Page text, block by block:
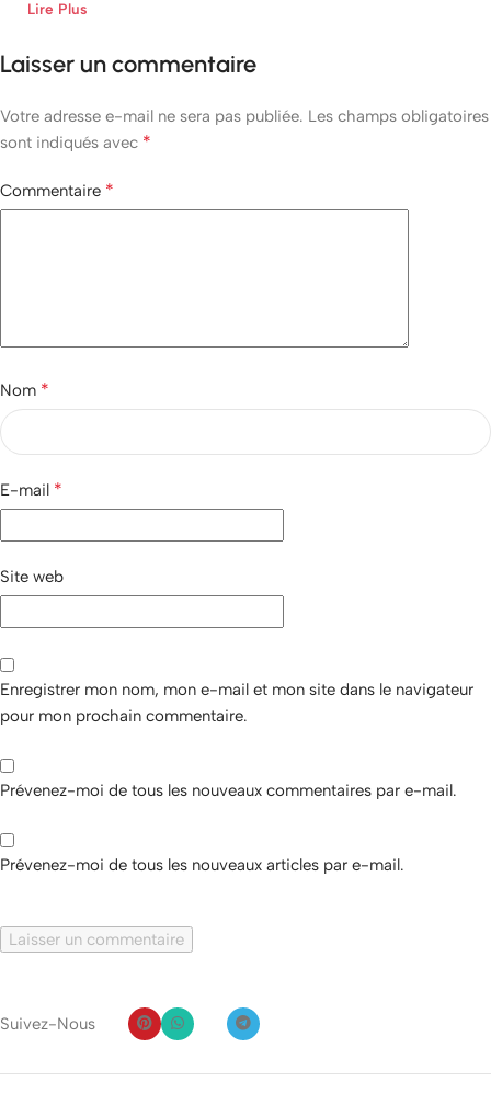
Lire Plus
Laisser un commentaire
Votre adresse e-mail ne sera pas publiée. Les champs obligatoires
sont indiqués avec *
Commentaire *
Nom *
E-mail *
Site web
Enregistrer mon nom, mon e-mail et mon site dans le navigateur
pour mon prochain commentaire.
Prévenez-moi de tous les nouveaux commentaires par e-mail.
Prévenez-moi de tous les nouveaux articles par e-mail.
Suivez-Nous